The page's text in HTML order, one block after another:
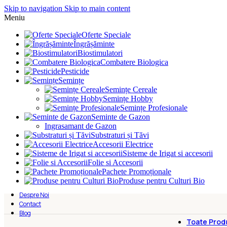
Skip to navigation Skip to main content
Meniu
Oferte Speciale
Îngrășăminte
Biostimulatori
Combatere Biologica
Pesticide
Semințe
Semințe Cereale
Semințe Hobby
Semințe Profesionale
Seminte de Gazon
Ingrasamant de Gazon
Substraturi și Tăvi
Accesorii Electrice
Sisteme de Irigat si accesorii
Folie si Accesorii
Pachete Promoționale
Produse pentru Culturi Bio
Despre Noi
Contact
Blog
Toate